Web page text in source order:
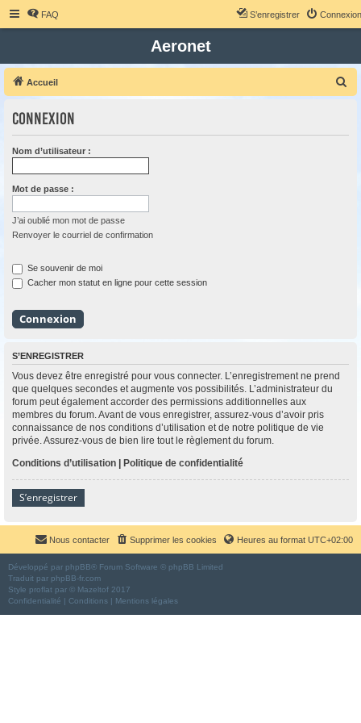
FAQ Connexion
S’enregistrer
Aeronet
Accueil
Connexion
Nom d’utilisateur :
Mot de passe :
J’ai oublié mon mot de passe
Renvoyer le courriel de confirmation
Se souvenir de moi
Cacher mon statut en ligne pour cette session
S’ENREGISTRER
Vous devez être enregistré pour vous connecter. L’enregistrement ne prend
que quelques secondes et augmente vos possibilités. L’administrateur du
forum peut également accorder des permissions additionnelles aux
membres du forum. Avant de vous enregistrer, assurez-vous d’avoir pris
connaissance de nos conditions d’utilisation et de notre politique de vie
privée. Assurez-vous de bien lire tout le règlement du forum.
Conditions d’utilisation | Politique de confidentialité
S’enregistrer
Heures au format UTC+02:00
Supprimer les cookies
Nous contacter
Développé par phpBB® Forum Software © phpBB Limited
Traduit par phpBB-fr.com
Style proflat par © Mazeltof 2017
Confidentialité | Conditions | Mentions légales